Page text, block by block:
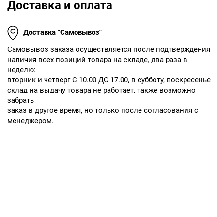
Доставка и оплата
Доставка "Самовывоз"
Cамовывоз заказа осуществляется после подтверждения
наличия всех позиций товара на складе, два раза в
неделю:
вторник и четверг С 10.00 ДО 17.00, в субботу, воскресенье
склад на выдачу товара не работает, также возможно
забрать
заказ в другое время, но только после согласования с
менеджером.